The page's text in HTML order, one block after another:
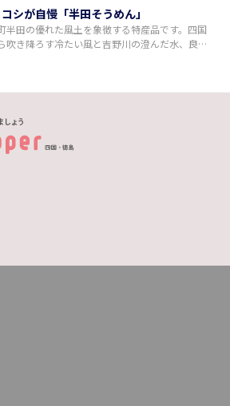
国山地の西端にそびえる石鎚山をはじめ、遠く
や土佐湾まで見渡せます。
シが自慢「半田そうめん」
半田の優れた風土を象徴する特産品です。四国
吹き降ろす冷たい風と吉野川の澄んだ水、良質
軽に購入できます。徳島旅行のお土産としても
す。